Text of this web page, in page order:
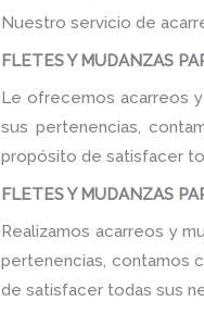
Nuestro servicio de
FLETES Y MUDANZAS
Le ofrecemos acarreos
sus pertenencias,
propósito de satisfacer
FLETES Y MUDANZAS
Realizamos acarreos y
pertenencias, contamos
de satisfacer todas sus